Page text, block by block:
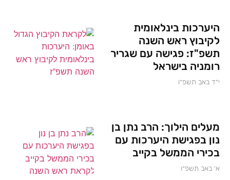
היערכות בינלאומית
לקיבוץ ראש השנה
תשפ"ז: פגישה עם שגריר
רומניה בישראל
י״ד באב תשפ״ו
מעלים הילוך: הרב נתן בן
נון בפגישת היערכות עם
בכירי הממשל בקייב
א׳ באב תשפ״ו